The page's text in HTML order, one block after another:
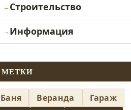
Строительство
Информация
МЕТКИ
Баня Веранда
Гараж